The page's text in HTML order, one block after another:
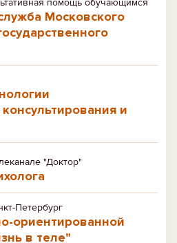
помощь обучающимся
Московского
и
"Доктор"
Петербург
ориентированной
в теле"